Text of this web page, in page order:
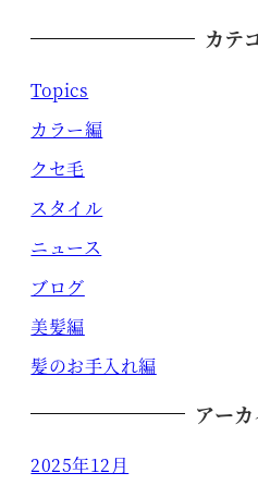
カテ
Topics
カラー編
クセ毛
スタイル
ニュース
ブログ
美髪編
髪のお手入れ編
アー
2025年12月